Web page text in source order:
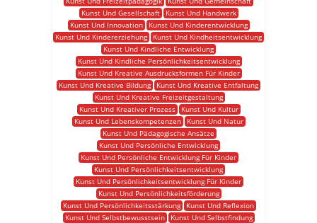
Kunst Und Gesellschaft
Kunst Und Handwerk
Kunst Und Innovation
Kunst Und Kinderentwicklung
Kunst Und Kindererziehung
Kunst Und Kindheitsentwicklung
Kunst Und Kindliche Entwicklung
Kunst Und Kindliche Persönlichkeitsentwicklung
Kunst Und Kreative Ausdrucksformen Für Kinder
Kunst Und Kreative Bildung
Kunst Und Kreative Entfaltung
Kunst Und Kreative Freizeitgestaltung
Kunst Und Kreativer Prozess
Kunst Und Kultur
Kunst Und Lebenskompetenzen
Kunst Und Natur
Kunst Und Pädagogische Ansätze
Kunst Und Persönliche Entwicklung
Kunst Und Persönliche Entwicklung Für Kinder
Kunst Und Persönlichkeitsentwicklung
Kunst Und Persönlichkeitsentwicklung Für Kinder
Kunst Und Persönlichkeitsförderung
Kunst Und Persönlichkeitsstärkung
Kunst Und Reflexion
Kunst Und Selbstbewusstsein
Kunst Und Selbstfindung